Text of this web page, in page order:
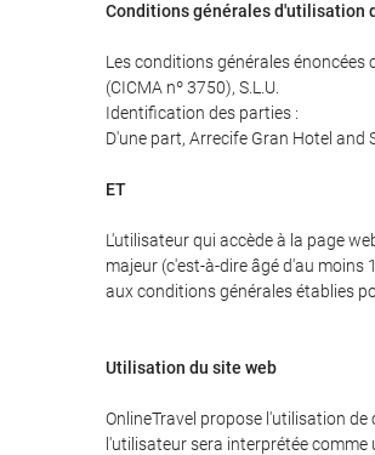
Conditions générales d'utilisation
Les conditions générales énoncées
(CICMA nº 3750), S.L.U.
Identification des parties :
D'une part, Arrecife Gran Hotel and
ET
L'utilisateur qui accède à la page
majeur (c'est-à-dire âgé d'au
aux conditions générales établies
Utilisation du site web
OnlineTravel propose l'utilisation
l'utilisateur sera interprétée